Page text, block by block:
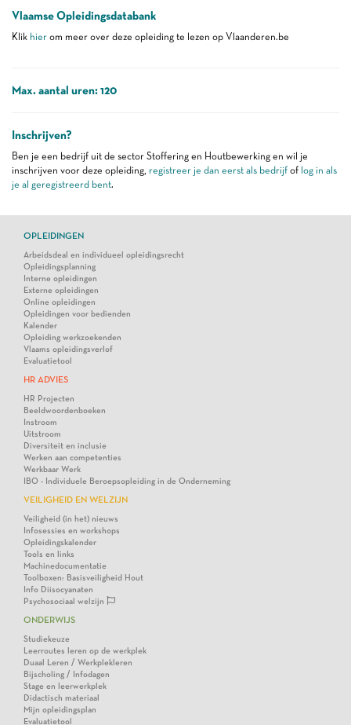
Vlaamse Opleidingsdatabank
Klik hier om meer over deze opleiding te lezen op Vlaanderen.be
Max. aantal uren: 120
Inschrijven?
Ben je een bedrijf uit de sector Stoffering en Houtbewerking en wil je
inschrijven voor deze opleiding, registreer je dan eerst als bedrijf of log in als
je al geregistreerd bent.
OPLEIDINGEN
Arbeidsdeal en individueel opleidingsrecht
Opleidingsplanning
Interne opleidingen
Externe opleidingen
Online opleidingen
Opleidingen voor bedienden
Kalender
Opleiding werkzoekenden
Vlaams opleidingsverlof
Evaluatietool
HR ADVIES
HR Projecten
Beeldwoordenboeken
Instroom
Uitstroom
Diversiteit en inclusie
Werken aan competenties
Werkbaar Werk
IBO - Individuele Beroepsopleiding in de Onderneming
VEILIGHEID EN WELZIJN
Veiligheid (in het) nieuws
Infosessies en workshops
Opleidingskalender
Tools en links
Machinedocumentatie
Toolboxen: Basisveiligheid Hout
Info Diisocyanaten
Psychosociaal welzijn
ONDERWIJS
Studiekeuze
Leerroutes leren op de werkplek
Duaal Leren / Werkplekleren
Bijscholing / Infodagen
Stage en leerwerkplek
Didactisch materiaal
Mijn opleidingsplan
Evaluatietool